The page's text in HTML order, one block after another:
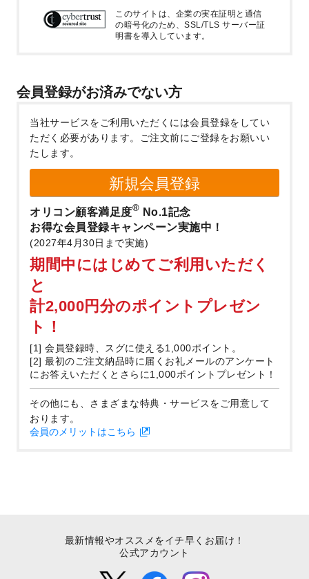
このサイトは、企業の実在証明と通信
の暗号化のため、SSL/TLS サーバー証
明書を導入しています。
会員登録がお済みでない方
当社サービスをご利用いただくには会員登録をしてい
ただく必要があります。
ご注文前にご登録をお願いい
たします。
新規会員登録
オリコン顧客満足度® No.1記念
お得な会員登録キャンペーン実施中！
(2027年4月30日まで実施)
期間中にはじめてご利用いただく
と
計2,000円分のポイントプレゼン
ト！
[1] 会員登録時、スグに使える1,000ポイント。
[2] 最初のご注文納品時に届くお礼メールのアンケート
にお答えいただくとさらに1,000ポイントプレゼント！
その他にも、さまざまな特典・サービスをご用意して
おります。
会員のメリットはこちら
最新情報やオススメをイチ早くお届け！
公式アカウント